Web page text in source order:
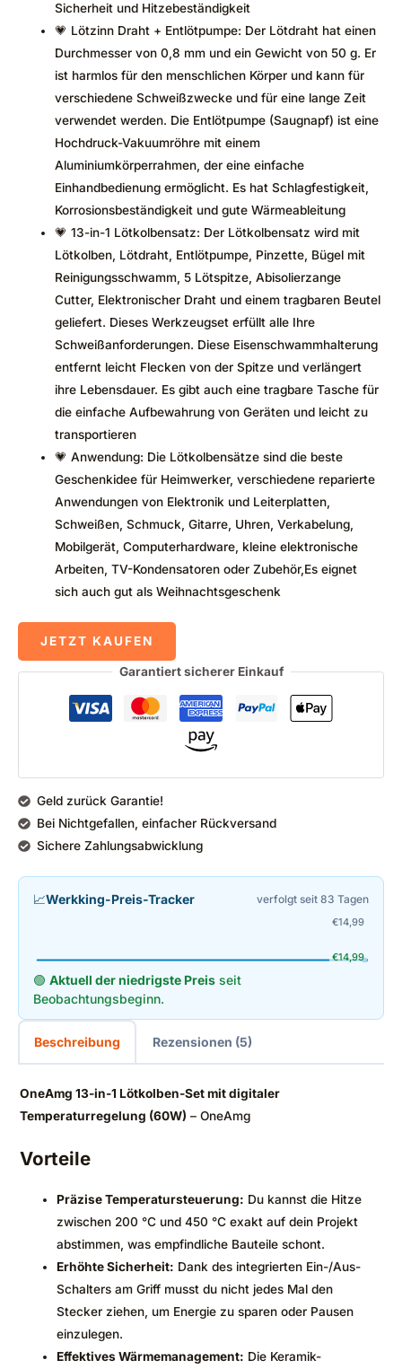
Sicherheit und Hitzebeständigkeit
💗 Lötzinn Draht + Entlötpumpe: Der Lötdraht hat einen
Durchmesser von 0,8 mm und ein Gewicht von 50 g. Er
ist harmlos für den menschlichen Körper und kann für
verschiedene Schweißzwecke und für eine lange Zeit
verwendet werden. Die Entlötpumpe (Saugnapf) ist eine
Hochdruck-Vakuumröhre mit einem
Aluminiumkörperrahmen, der eine einfache
Einhandbedienung ermöglicht. Es hat Schlagfestigkeit,
Korrosionsbeständigkeit und gute Wärmeableitung
💗 13-in-1 Lötkolbensatz: Der Lötkolbensatz wird mit
Lötkolben, Lötdraht, Entlötpumpe, Pinzette, Bügel mit
Reinigungsschwamm, 5 Lötspitze, Abisolierzange
Cutter, Elektronischer Draht und einem tragbaren Beutel
geliefert. Dieses Werkzeugset erfüllt alle Ihre
Schweißanforderungen. Diese Eisenschwammhalterung
entfernt leicht Flecken von der Spitze und verlängert
ihre Lebensdauer. Es gibt auch eine tragbare Tasche für
die einfache Aufbewahrung von Geräten und leicht zu
transportieren
💗 Anwendung: Die Lötkolbensätze sind die beste
Geschenkidee für Heimwerker, verschiedene reparierte
Anwendungen von Elektronik und Leiterplatten,
Schweißen, Schmuck, Gitarre, Uhren, Verkabelung,
Mobilgerät, Computerhardware, kleine elektronische
Arbeiten, TV-Kondensatoren oder Zubehör,Es eignet
sich auch gut als Weihnachtsgeschenk
JETZT KAUFEN
Garantiert sicherer Einkauf
Geld zurück Garantie!
Bei Nichtgefallen, einfacher Rückversand
Sichere Zahlungsabwicklung
📈Werkking-Preis-Tracker verfolgt seit 83 Tagen
€14,99
€14,99
🟢 Aktuell der niedrigste Preis seit
Beobachtungsbeginn.
Beschreibung Rezensionen (5)
OneAmg 13-in-1 Lötkolben-Set mit digitaler
Temperaturregelung (60W) – OneAmg
Vorteile
Präzise Temperatursteuerung: Du kannst die Hitze
zwischen 200 °C und 450 °C exakt auf dein Projekt
abstimmen, was empfindliche Bauteile schont.
Erhöhte Sicherheit: Dank des integrierten Ein-/Aus-
Schalters am Griff musst du nicht jedes Mal den
Stecker ziehen, um Energie zu sparen oder Pausen
einzulegen.
Effektives Wärmemanagement: Die Keramik-